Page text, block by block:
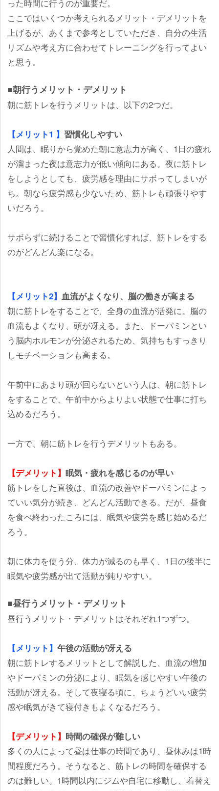
った時間に行うのが重要だ。
ここではいくつか考えられるメリット・デメリットを
上げるが、あくまで参考としていただき、自分の生活
リズムや考え方に合わせてトレーニングを行ってよい
と思う。
■朝行うメリット・デメリット
朝に筋トレを行うメリットは、以下の2つだ。
【メリット1 】 習慣化しやすい
人間は、眠りから覚めた朝に意志力が高く、1日の疲れ
が溜まった夜は意志力が低い傾向にある。夜に筋トレ
をしようとしても、疲労感を理由にサボってしまいが
ち。朝なら疲労感も少ないため、筋トレも頑張りやす
いだろう。
サボらずに続けることで習慣化すれば、筋トレをする
のがどんどん楽になる。
【メリット2】 血流がよくなり、脳の働きが高まる
朝に筋トレをすることで、全身の血流が活発に。脳の
血流もよくなり、頭が冴える。また、ドーパミンとい
う脳内ホルモンが分泌されるため、気持ちもすっきり
しモチベーションも高まる。
午前中にあまり頭が回らないという人は、朝に筋トレ
をすることで、午前中からよりよい状態で仕事に打ち
込めるだろう。
一方で、朝に筋トレを行うデメリットもある。
【デメリット】 眠気・疲れを感じるのが早い
筋トレをした直後は、血流の改善やドーパミンによっ
ていい気分が続き、どんどん活動できる。だが、昼食
を食べ終わったころには、眠気や疲労を感じ始めるだ
ろう。
朝に体力を使う分、体力が減るのも早く、1日の後半に
眠気や疲労感が出て活動が鈍りやすい。
■昼行うメリット・デメリット
昼行うメリット・デメリットはそれぞれ1つずつ。
【メリット】 午後の活動が冴える
朝に筋トレするメリットとして解説した、血流の増加
ドーパミンの分泌により、眠気を感じやすい午後の
活動が冴える。そして夜寝る頃に、ちょうどいい疲労
感や眠気がきて寝付きもよくなるだろう。
【デメリット】 時間の確保が難しい
多くの人によって昼は仕事の時間であり、昼休みは1時
間程度だろう。そうなると、筋トレの時間を確保する
のは難しい。1時間以内にジムや自宅に移動し、着替え